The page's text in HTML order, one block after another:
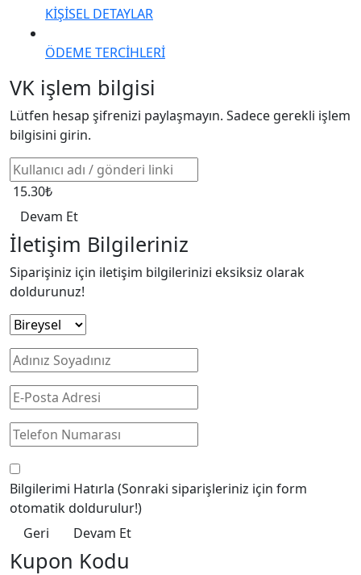
KİŞİSEL DETAYLAR
ÖDEME TERCİHLERİ
VK işlem bilgisi
Lütfen hesap şifrenizi paylaşmayın. Sadece gerekli işlem
bilgisini girin.
15.30₺
Devam Et
İletişim Bilgileriniz
Siparişiniz için iletişim bilgilerinizi eksiksiz olarak
doldurunuz!
Bilgilerimi Hatırla (Sonraki siparişleriniz için form
otomatik doldurulur!)
Geri
Devam Et
Kupon Kodu